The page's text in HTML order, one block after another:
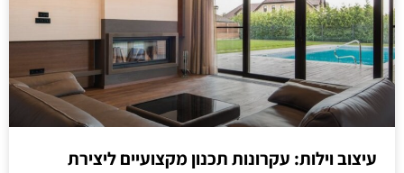
עיצוב וילות: עקרונות תכנון מקצועיים ליצירת